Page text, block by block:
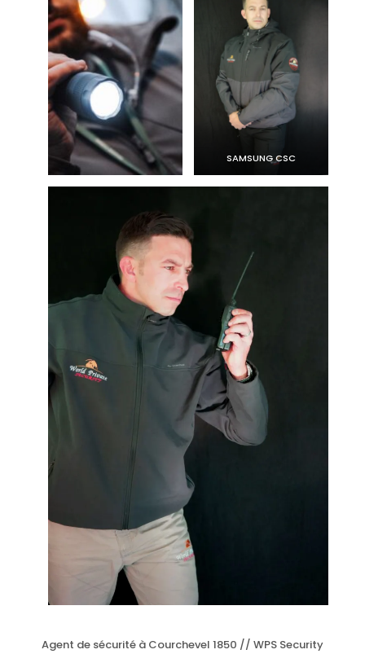
SAMSUNG CSC
Agent de sécurité à Courchevel 1850 // WPS Security